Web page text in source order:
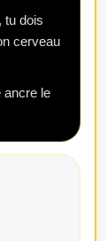
tu dois
cerveau
ancre le